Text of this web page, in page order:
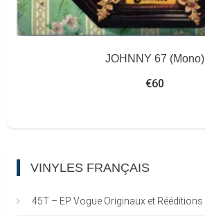
JOHNNY 67 (Mono)
€60
VINYLES FRANÇAIS
45T – EP Vogue Originaux et Rééditions